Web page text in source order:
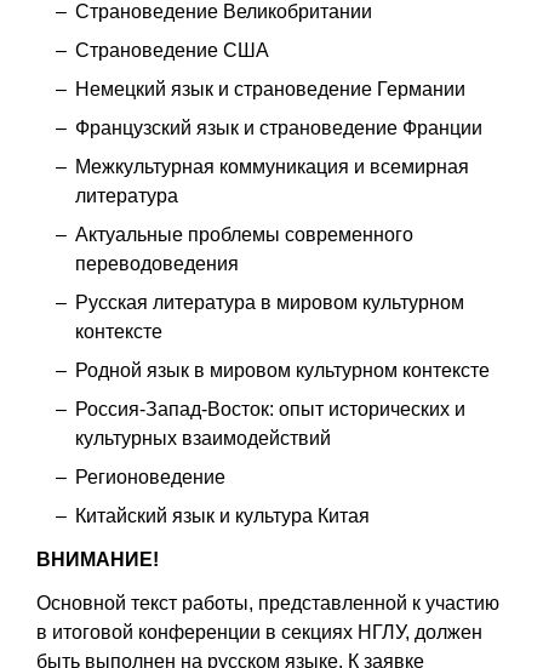
Страноведение Великобритании
Страноведение США
Немецкий язык и страноведение Германии
Французский язык и страноведение Франции
Межкультурная коммуникация и всемирная
литература
Актуальные проблемы современного
переводоведения
Русская литература в мировом культурном
контексте
Родной язык в мировом культурном контексте
Россия-Запад-Восток: опыт исторических и
культурных взаимодействий
Регионоведение
Китайский язык и культура Китая
ВНИМАНИЕ!
Основной текст работы, представленной к участию
в итоговой конференции в секциях НГЛУ, должен
быть выполнен на русском языке. К заявке